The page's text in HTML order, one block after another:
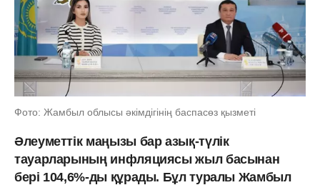
Фото: Жамбыл облысы әкімдігінің баспасөз қызметі
Әлеуметтік маңызы бар азық-түлік
тауарларының инфляциясы жыл басынан
бері 104,6%-ды құрады. Бұл туралы Жамбыл